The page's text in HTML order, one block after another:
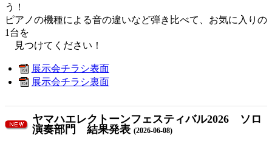
う！
ピアノの機種による音の違いなど弾き比べて、お気に入りの
1台を
見つけてください！
展示会チラシ表面
展示会チラシ裏面
ヤマハエレクトーンフェスティバル2026 ソロ
演奏部門 結果発表 (2026-06-08)